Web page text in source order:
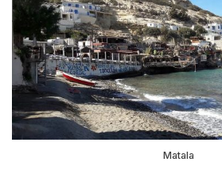
Matala